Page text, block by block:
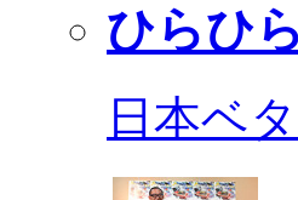
ひらひ
日本ベ